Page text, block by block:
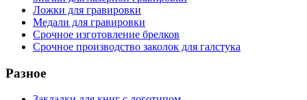
Ложки для гравировки
Медали для гравировки
Срочное изготовление брелков
Срочное производство заколок для галстука
Разное